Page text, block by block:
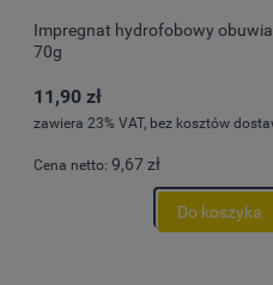
Impregnat hydrofobowy obuwia
70g
11,90 zł
zawiera 23% VAT, bez kosztów
Cena netto: 9,67 zł
Do koszyka